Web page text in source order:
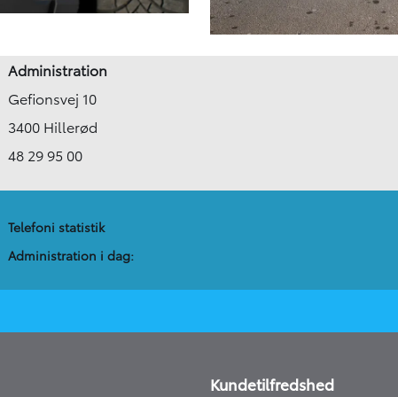
Administration
Gefionsvej 10
3400 Hillerød
48 29 95 00
Telefoni statistik
Administration​ i dag:
Kundetilfredshed